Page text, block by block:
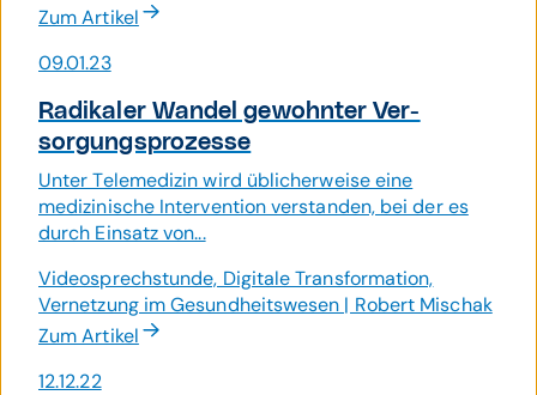
Zum Artikel
09.01.23
Radikaler Wandel gewohnter Ver­
sorgungs­pro­zesse
Unter Telemedizin wird üblicherweise eine
medizinische Intervention verstanden, bei der es
durch Einsatz von...
Videosprechstunde, Digitale Transformation,
Vernetzung im Gesundheitswesen | Robert Mischak
Zum Artikel
12.12.22